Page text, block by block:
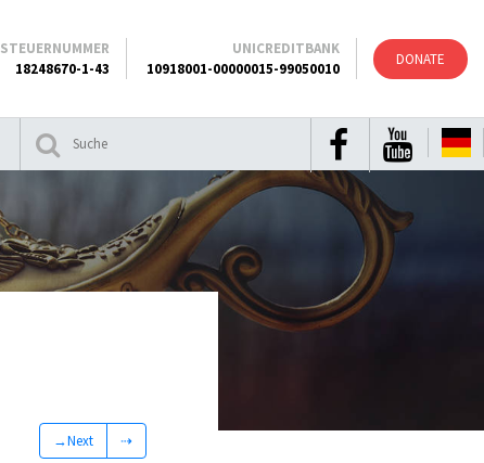
DONATE
STEUERNUMMER
18248670-1-43
UNICREDITBANK
10918001-00000015-99050010
→Next ⇢